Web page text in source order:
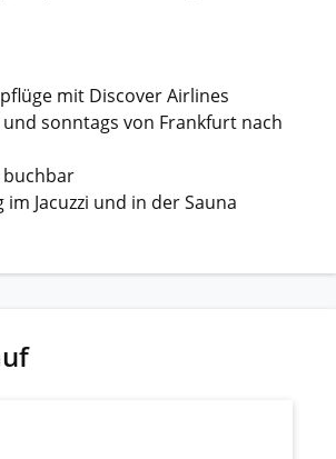
mit Discover Airlines
sonntags von Frankfurt nach
Jacuzzi und in der Sauna